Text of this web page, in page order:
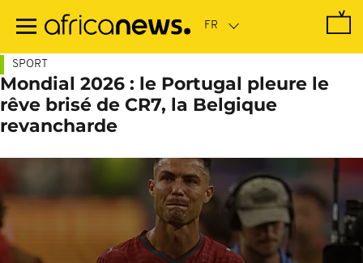
contenu
SPORT
Mondial 2026 : le Portugal pleure le
rêve brisé de CR7, la Belgique
revancharde